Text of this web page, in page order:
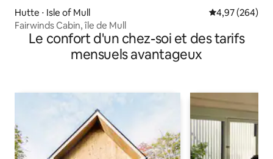
Hutte ⋅ Isle of Mull Évaluation
4,97 (264)
Fairwinds Cabin, île de Mull
Le confort d'un chez-soi et des tarifs
mensuels avantageux